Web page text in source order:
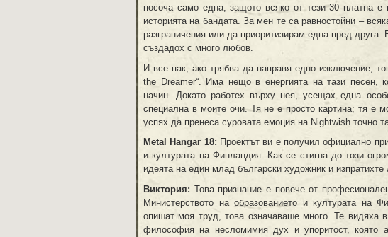
посоча само една, защото всяко от тези 30 платна
историята на бандата. За мен те са равностойни –
разграничения или да приоритизирам една пред
създадох с много любов.
И все пак, ако трябва да направя едно изключение,
the Dreamer“. Има нещо в енергията на тази песен,
начин. Докато работех върху нея, усещах една
специална в моите очи. Тя не е просто картина; тя е
успях да пренеса суровата емоция на Nightwish точно
Metal Hangar 18: Проектът ви е получил официално
и културата на Финландия. Как се стигна до този
идеята на един млад български художник и
Виктория: Това признание е повече от
Министерството на образованието и културата на
опишат моя труд, това означаваше много. Те видяха
философия на несломимия дух и упоритост, която